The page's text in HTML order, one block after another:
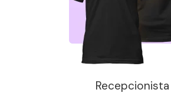
Recepcionista